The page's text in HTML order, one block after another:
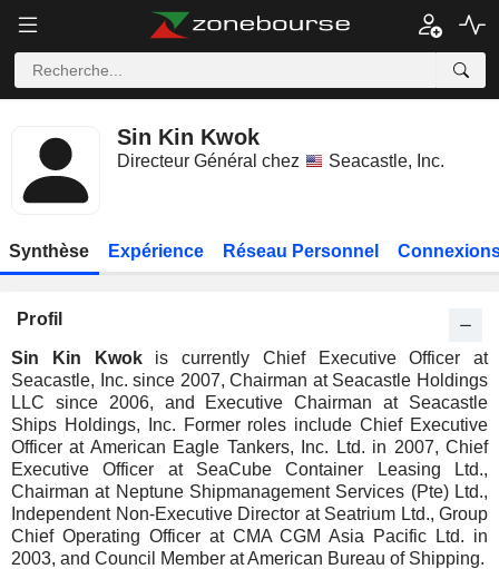
Sin Kin Kwok
Directeur Général chez Seacastle, Inc.
Synthèse Expérience Réseau Personnel
Profil
Sin Kin Kwokis currently Chief Executive Officer at
Seacastle, Inc. since 2007, Chairman at Seacastle Holdings
LLC since 2006, and Executive Chairman at Seacastle
Ships Holdings, Inc. Former roles include Chief Executive
Officer at American Eagle Tankers, Inc. Ltd. in 2007, Chief
Executive Officer at SeaCube Container Leasing Ltd.,
Chairman at Neptune Shipmanagement Services (Pte) Ltd.,
Independent Non-Executive Director at Seatrium Ltd., Group
Chief Operating Officer at CMA CGM Asia Pacific Ltd. in
2003, and Council Member at American Bureau of Shipping.